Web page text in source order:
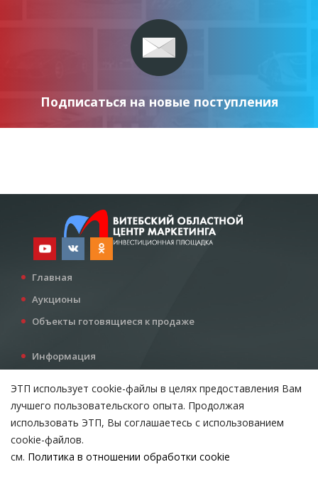
Подписаться на новые поступления
Главная
Аукционы
Объекты готовящиеся к продаже
Информация
Все для инвестора
Контакты
Возникли вопросы?
ЭТП использует cookie-файлы в целях предоставления Вам
лучшего пользовательского опыта. Продолжая
использовать ЭТП, Вы соглашаетесь с использованием
cookie-файлов.
см. Политика в отношении обработки cookie